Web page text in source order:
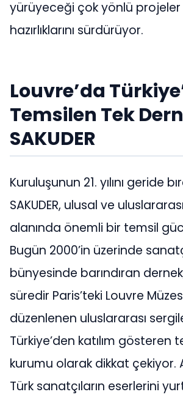
yürüyeceği çok yönlü projeler
hazırlıklarını sürdürüyor.
Louvre’da
Temsilen Tek
SAKUDER
Kuruluşunun 21. yılını geride
SAKUDER, ulusal ve
alanında önemli bir temsil
Bugün 2000’in üzerinde
bünyesinde barındıran dernek,
süredir Paris’teki Louvre
düzenlenen uluslararası
Türkiye’den katılım gösteren
kurumu olarak dikkat çekiyor.
Türk sanatçıların eserlerini